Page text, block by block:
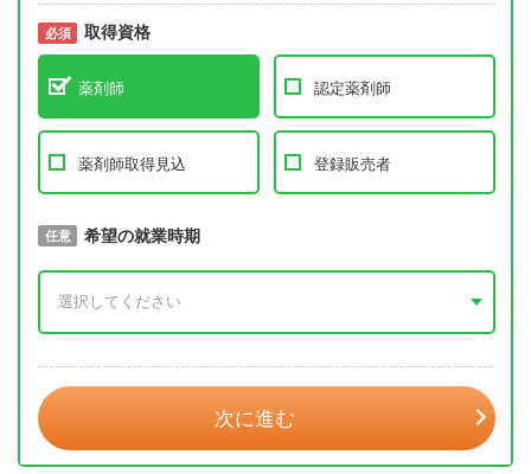
必須 取得資格
薬剤師 認定薬剤師
薬剤師取得見込 登録販売者
必須 取得予定年
任意 希望の就業時期
次に進む